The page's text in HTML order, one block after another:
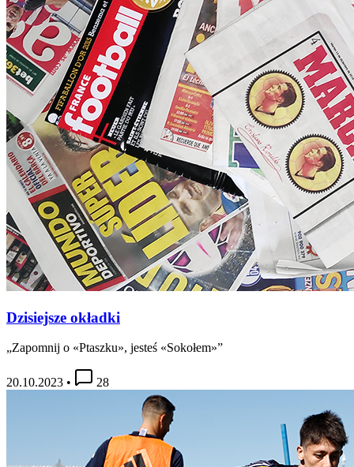
Dzisiejsze okładki
„Zapomnij o «Ptaszku», jesteś «Sokołem»”
20.10.2023 • 28